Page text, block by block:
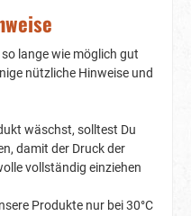
lange wie möglich gut
nützliche Hinweise und
wäschst, solltest Du
damit der Druck der
vollständig einziehen
Produkte nur bei 30°C